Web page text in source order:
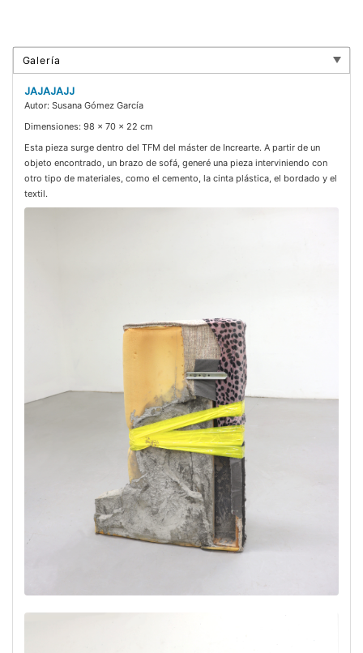
JAJAJAJJ
Autor: Susana Gómez García
Dimensiones: 98 x 70 x 22 cm
Esta pieza surge dentro del TFM del máster de Increarte. A partir de un
objeto encontrado, un brazo de sofá, generé una pieza interviniendo con
otro tipo de materiales, como el cemento, la cinta plástica, el bordado y el
textil.